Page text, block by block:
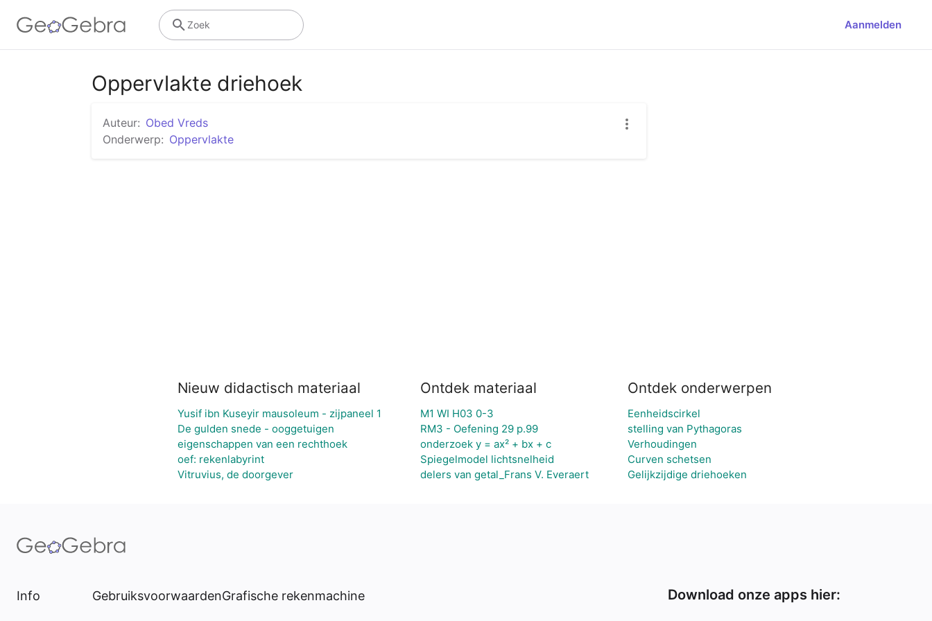
Aanmelden
Zoek
Oppervlakte driehoek
Auteur: Obed Vreds
Onderwerp: Oppervlakte
Nieuw didactisch materiaal
Yusif ibn Kuseyir mausoleum - zijpaneel 1
De gulden snede - ooggetuigen
eigenschappen van een rechthoek
oef: rekenlabyrint
Vitruvius, de doorgever
Ontdek materiaal
M1 WI H03 0-3
RM3 - Oefening 29 p.99
onderzoek y = ax² + bx + c
Spiegelmodel lichtsnelheid
delers van getal_Frans V. Everaert
Ontdek onderwerpen
Eenheidscirkel
stelling van Pythagoras
Verhoudingen
Curven schetsen
Gelijkzijdige driehoeken
Info GebruiksvoorwaardenGrafische rekenmachine Download onze apps hier: